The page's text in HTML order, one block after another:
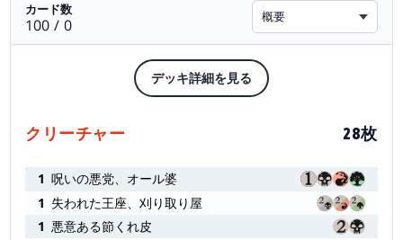
カード数
100 / 0 概要
デッキ詳細を見る
クリーチャー 28枚
1 呪いの悪党、オール婆
1 失われた王座、刈り取り屋
1 悪意ある節くれ皮